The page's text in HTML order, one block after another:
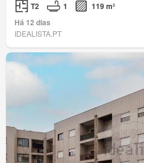
T2 1
119 m²
Há 12 dias
IDEALISTA.PT